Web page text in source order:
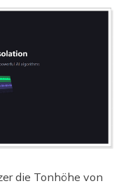
die Tonhöhe von